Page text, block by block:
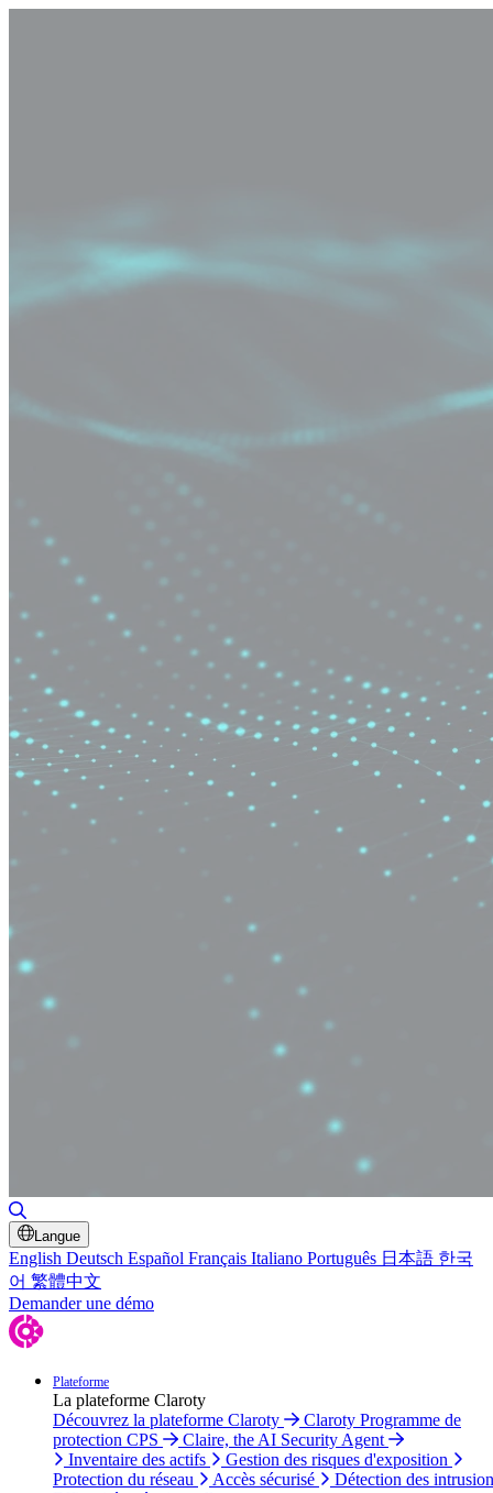
Langue
English Deutsch Español Français Italiano Português 日本語 한국
어 繁體中文
Demander une démo
Plateforme
La plateforme Claroty
Découvrez la plateforme Claroty
Claroty Programme de
protection CPS
Claire, the AI Security Agent
Inventaire des actifs
Gestion des risques d'exposition
Protection du réseau
Accès sécurisé
Détection des